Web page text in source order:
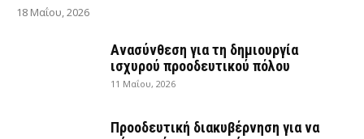
18 Μαΐου, 2026
Ανασύνθεση για τη δημιουργία
ισχυρού προοδευτικού πόλου
11 Μαΐου, 2026
Προοδευτική διακυβέρνηση για να